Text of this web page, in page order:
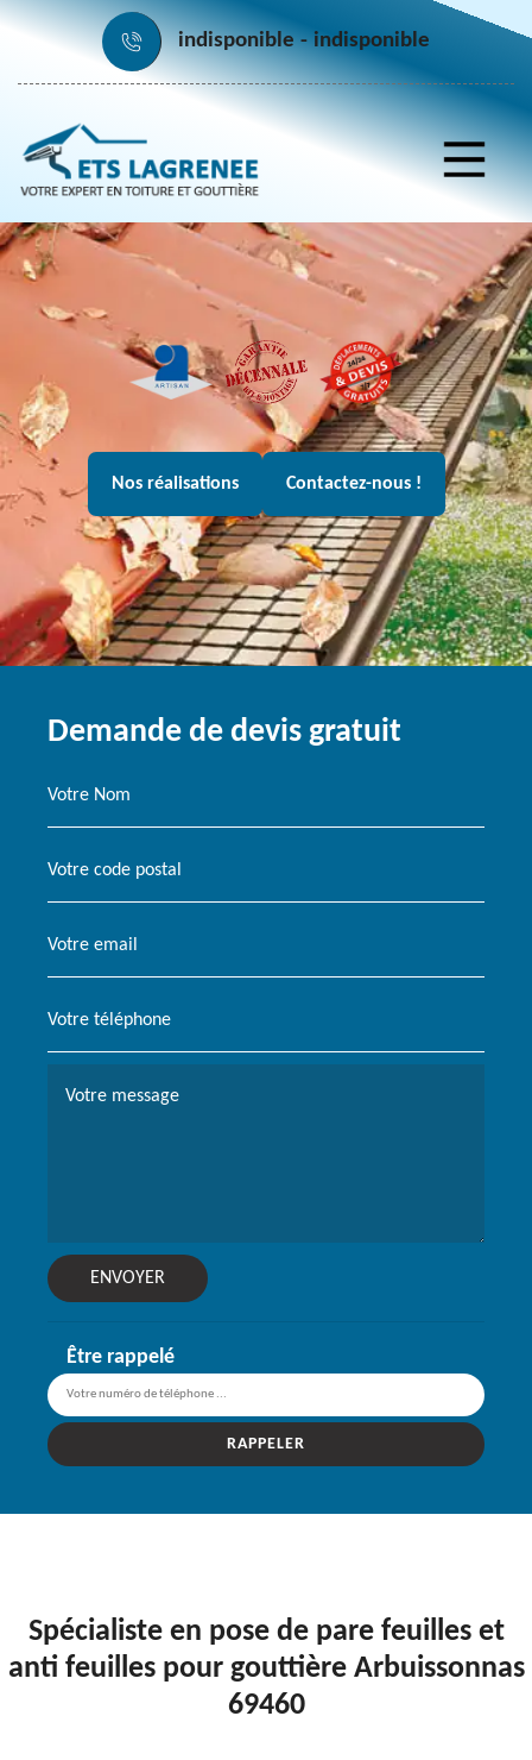
indisponible indisponible
Nos réalisations Contactez-nous !
Demande de devis gratuit
Être rappelé
Spécialiste en pose de pare feuilles et
anti feuilles pour gouttière Arbuissonnas
69460